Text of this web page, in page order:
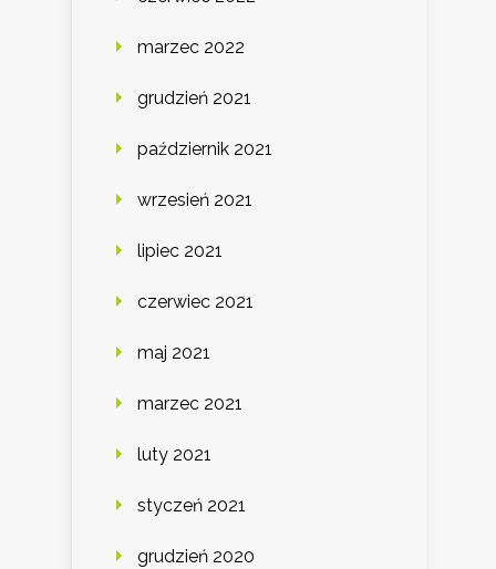
marzec 2022
grudzień 2021
październik 2021
wrzesień 2021
lipiec 2021
czerwiec 2021
maj 2021
marzec 2021
luty 2021
styczeń 2021
grudzień 2020